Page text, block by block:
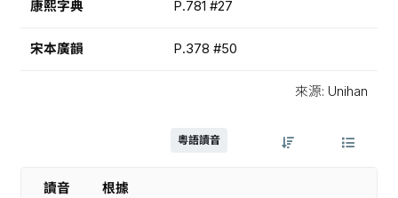
康熙字典 P.781 #27
宋本廣韻 P.378 #50
來源: Unihan
粵語讀音
讀音 根據